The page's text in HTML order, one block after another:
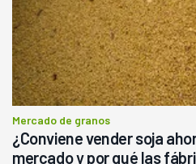
Mercado de granos
¿Conviene vender soja
mercado y por qué las